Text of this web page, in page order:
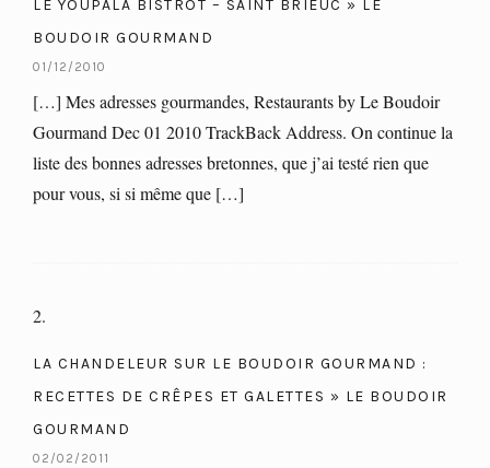
LE YOUPALA BISTROT – SAINT BRIEUC » LE
BOUDOIR GOURMAND
01/12/2010
[…] Mes adresses gourmandes, Restaurants by Le Boudoir
Gourmand Dec 01 2010 TrackBack Address. On continue la
liste des bonnes adresses bretonnes, que j’ai testé rien que
pour vous, si si même que […]
LA CHANDELEUR SUR LE BOUDOIR GOURMAND :
RECETTES DE CRÊPES ET GALETTES » LE BOUDOIR
GOURMAND
02/02/2011